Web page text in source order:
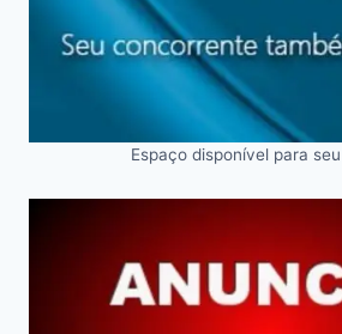
Espaço disponível para